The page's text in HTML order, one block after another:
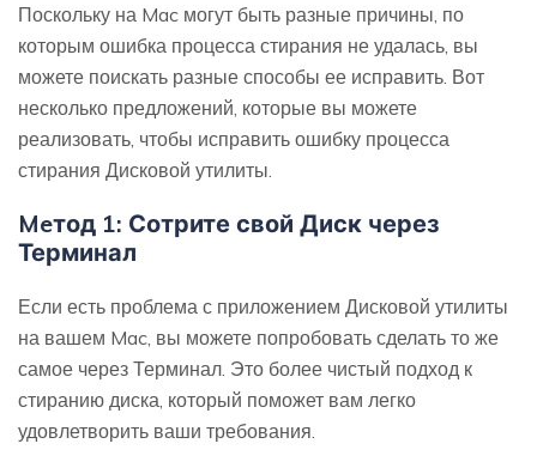
Поскольку на Mac могут быть разные причины, по
которым ошибка процесса стирания не удалась, вы
можете поискать разные способы ее исправить. Вот
несколько предложений, которые вы можете
реализовать, чтобы исправить ошибку процесса
стирания Дисковой утилиты.
Meтод 1: Сотрите свой Диск через
Терминал
Если есть проблема с приложением Дисковой утилиты
на вашем Mac, вы можете попробовать сделать то же
самое через Терминал. Это более чистый подход к
стиранию диска, который поможет вам легко
удовлетворить ваши требования.